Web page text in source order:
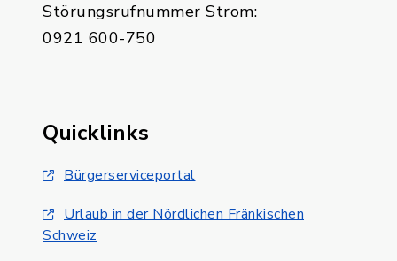
Störungsrufnummer Strom:
0921 600-750
Quicklinks
Bürgerserviceportal
Urlaub in der Nördlichen Fränkischen
Schweiz